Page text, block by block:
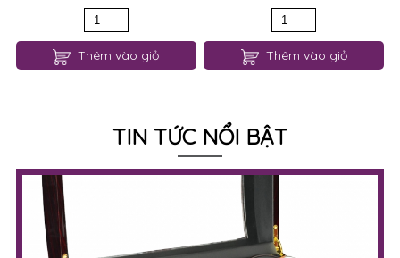
Thêm vào giỏ Thêm vào giỏ
TIN TỨC NỔI BẬT